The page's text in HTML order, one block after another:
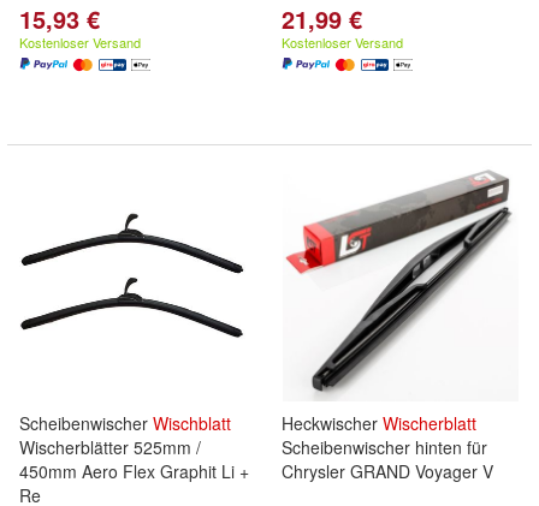
15,93 €
Kostenloser Versand
21,99 €
Kostenloser Versand
Scheibenwischer Wischblatt
Wischerblätter 525mm /
450mm Aero Flex Graphit Li +
Re
Heckwischer Wischerblatt
Scheibenwischer hinten für
Chrysler GRAND Voyager V